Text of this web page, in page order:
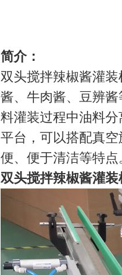
简介：
双头搅拌辣椒酱灌
酱、牛肉酱、豆辨
料灌装过程中油料
平台，可以搭配真
便、便于清洁等特点
双头搅拌辣椒酱灌